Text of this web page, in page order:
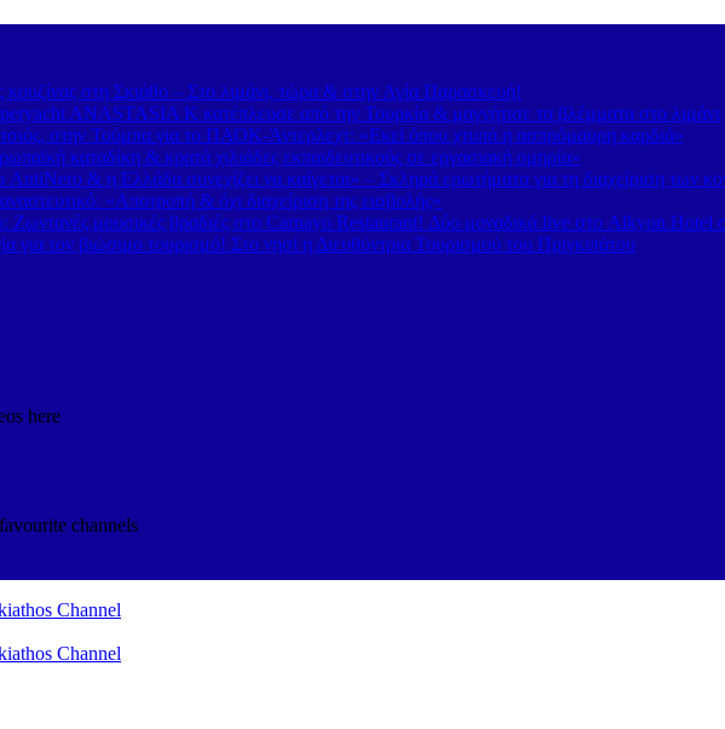
κουζίνας στη Σκιάθο – Στο λιμάνι, τώρα & στην Αγία Παρασκευή!
ANASTASIA K κατέπλευσε από την Τουρκία & μαγνήτισε τα βλέμματα στο λιμάνι
στην Τούμπα για το ΠΑΟΚ-Άντερλεχτ: «Εκεί όπου χτυπά η ασπρόμαυρη καρδιά»
καταδίκη & κρατά χιλιάδες εκπαιδευτικούς σε εργασιακή ομηρία»
& η Ελλάδα συνεχίζει να καίγεται» – Σκληρά ερωτήματα για τη διαχείριση των
«Αποτροπή & όχι διαχείριση της εισβολής»
μουσικές βραδιές στο Carnayo Restaurant! Δύο μοναδικά live στο Alkyon Hotel
τον βιώσιμο τουρισμό! Στο νησί η Διευθύντρια Τουρισμού του Πριγκιπάτου
here
channels